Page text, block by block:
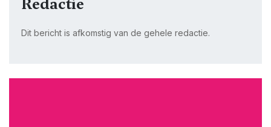
Redactie
Dit bericht is afkomstig van de gehele redactie.